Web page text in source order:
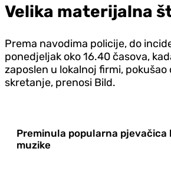
Velika materijalna
Prema navodima policije, do
ponedjeljak oko 16.40 časova,
zaposlen u lokalnoj firmi, pokušao
skretanje, prenosi Bild.
Preminula popularna pjevačica kantri i pop
muzike